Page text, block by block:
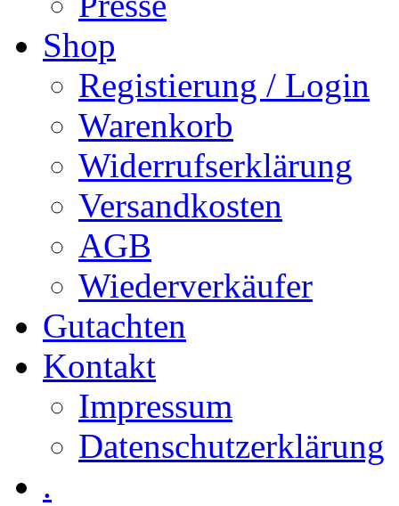
Shop
Registierung / Login
Warenkorb
Widerrufserklärung
Versandkosten
AGB
Wiederverkäufer
Gutachten
Kontakt
Impressum
Datenschutzerklärung
.